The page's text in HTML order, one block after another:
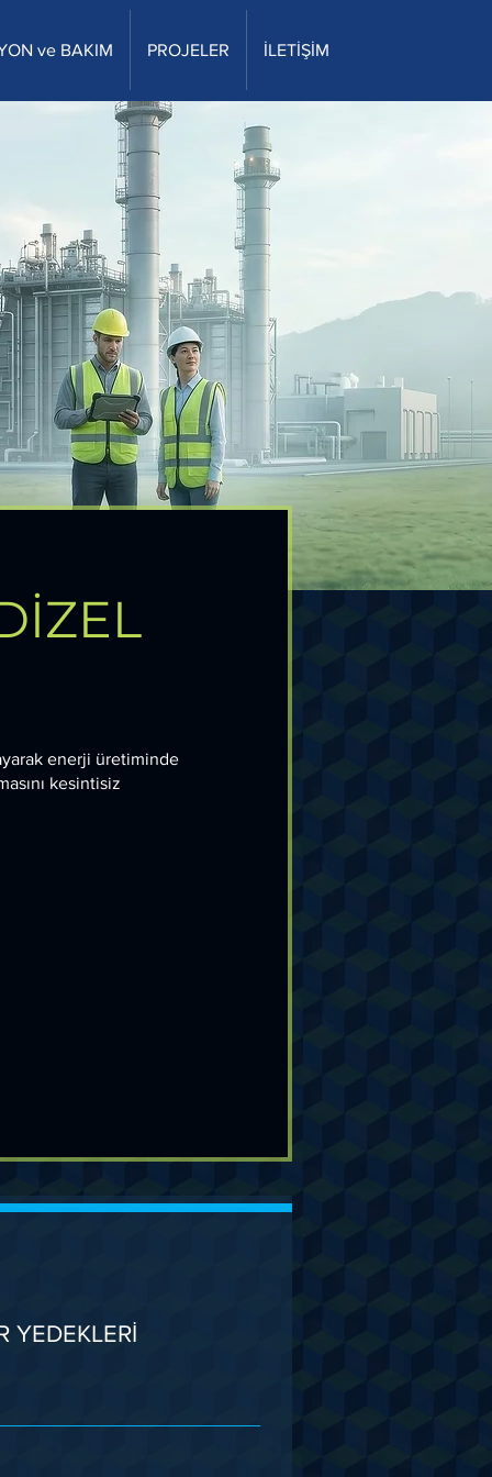
ve BAKIM PROJELER İLETİŞİM
enerji üretiminde
kesintisiz
YEDEKLERİ